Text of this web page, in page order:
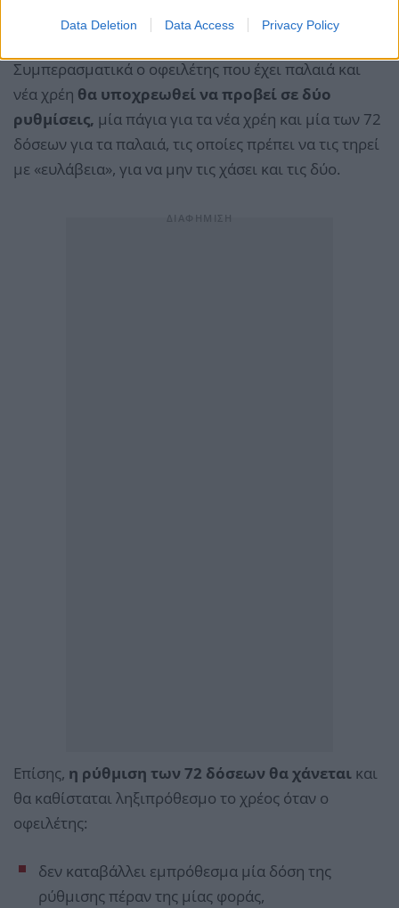
Data Deletion Data Access Privacy Policy
Συμπερασματικά ο οφειλέτης που έχει παλαιά και
νέα χρέη θα υποχρεωθεί να προβεί σε δύο
ρυθμίσεις, μία πάγια για τα νέα χρέη και μία των 72
δόσεων για τα παλαιά, τις οποίες πρέπει να τις τηρεί
με «ευλάβεια», για να μην τις χάσει και τις δύο.
Επίσης, η ρύθμιση των 72 δόσεων θα χάνεται και
θα καθίσταται ληξιπρόθεσμο το χρέος όταν ο
οφειλέτης:
δεν καταβάλλει εμπρόθεσμα μία δόση της
ρύθμισης πέραν της μίας φοράς,